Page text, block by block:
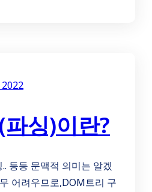
싱)이란?
등등 문맥적 의미는 알겠
어려우므로,DOM트리 구